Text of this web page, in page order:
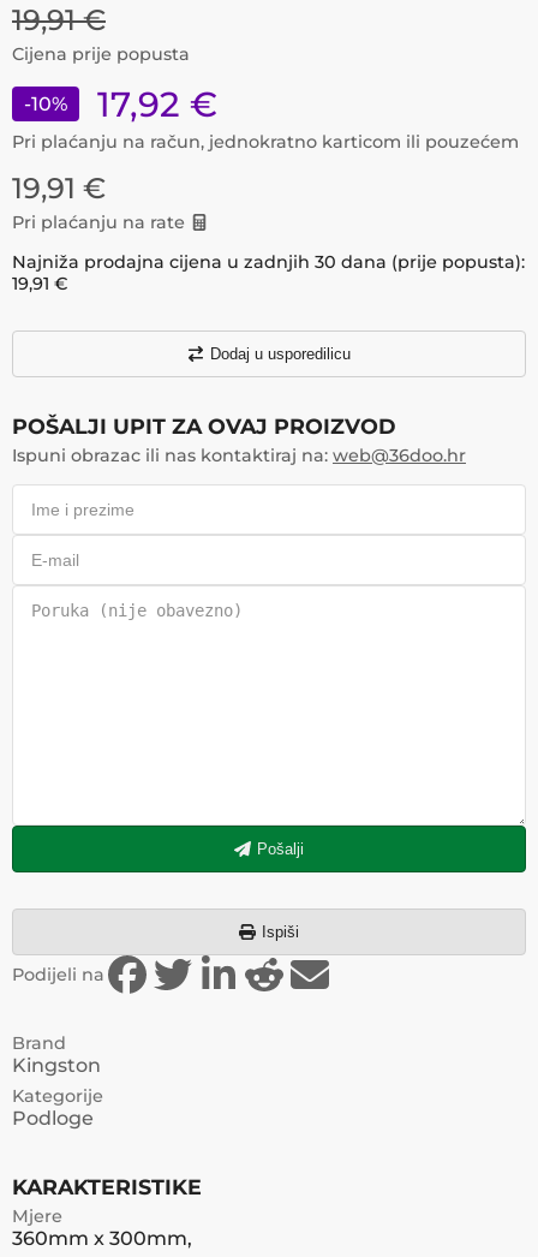
19,91 €
Cijena prije popusta
-10% 17,92 €
Pri plaćanju na račun, jednokratno karticom ili pouzećem
19,91 €
Pri plaćanju na rate
Najniža prodajna cijena u zadnjih 30 dana (prije popusta):
19,91 €
Dodaj u usporedilicu
POŠALJI UPIT ZA OVAJ PROIZVOD
Ispuni obrazac ili nas kontaktiraj na: web@36doo.hr
Pošalji
Ispiši
Podijeli na
Brand
Kingston
Kategorije
Podloge
KARAKTERISTIKE
Mjere
360mm x 300mm,